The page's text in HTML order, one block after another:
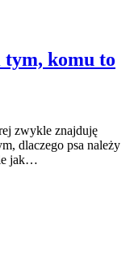
tym, komu to
zwykle znajduję
dlaczego psa należy
jak…